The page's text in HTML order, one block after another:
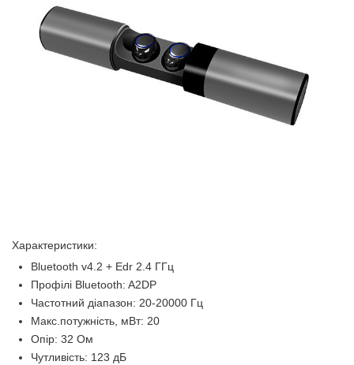
Характеристики:
Bluetooth v4.2 + Edr 2.4 ГГц
Профілі Bluetooth: A2DP
Частотний діапазон: 20-20000 Гц
Макс.потужність, мВт: 20
Опір: 32 Ом
Чутливість: 123 дБ